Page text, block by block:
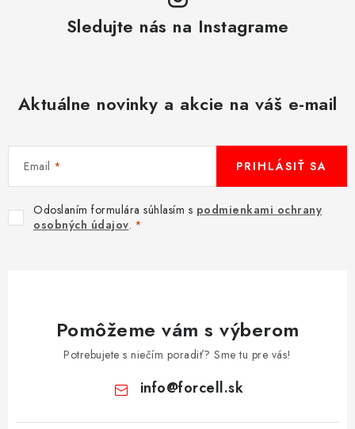
PRÍSLUŠENSTVO K NOTEBOOKOM A PC
OSTATNÉ PRÍSLUŠENSTVO
VÝPREDAJ
Sledujte nás na Instagrame
Aktuálne novinky a akcie na váš e-mail
Email
Odoslaním formulára súhlasím s podmienkami ochrany
osobných údajov.
PRIHLÁSIŤ SA
Pomôžeme vám s výberom
Potrebujete s niečím poradiť? Sme tu pre vás!
info@forcell.sk